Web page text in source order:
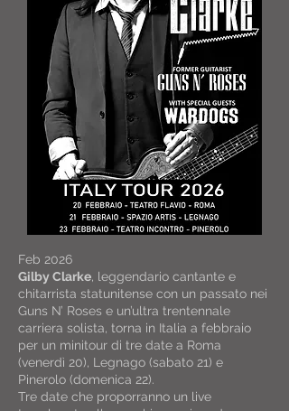
Feb 2026
Gilby Clarke, leggendario cantante e
chitarrista statunitense con un passato nei
Guns N’ Roses e un’ultra trentennale
carriera solista, torna in Italia a febbraio
per un minitour di tre date a Roma
(venerdì 20), Legnago (sabato 21) e
Pinerolo (domenica 22).
Tre date che proporranno un live